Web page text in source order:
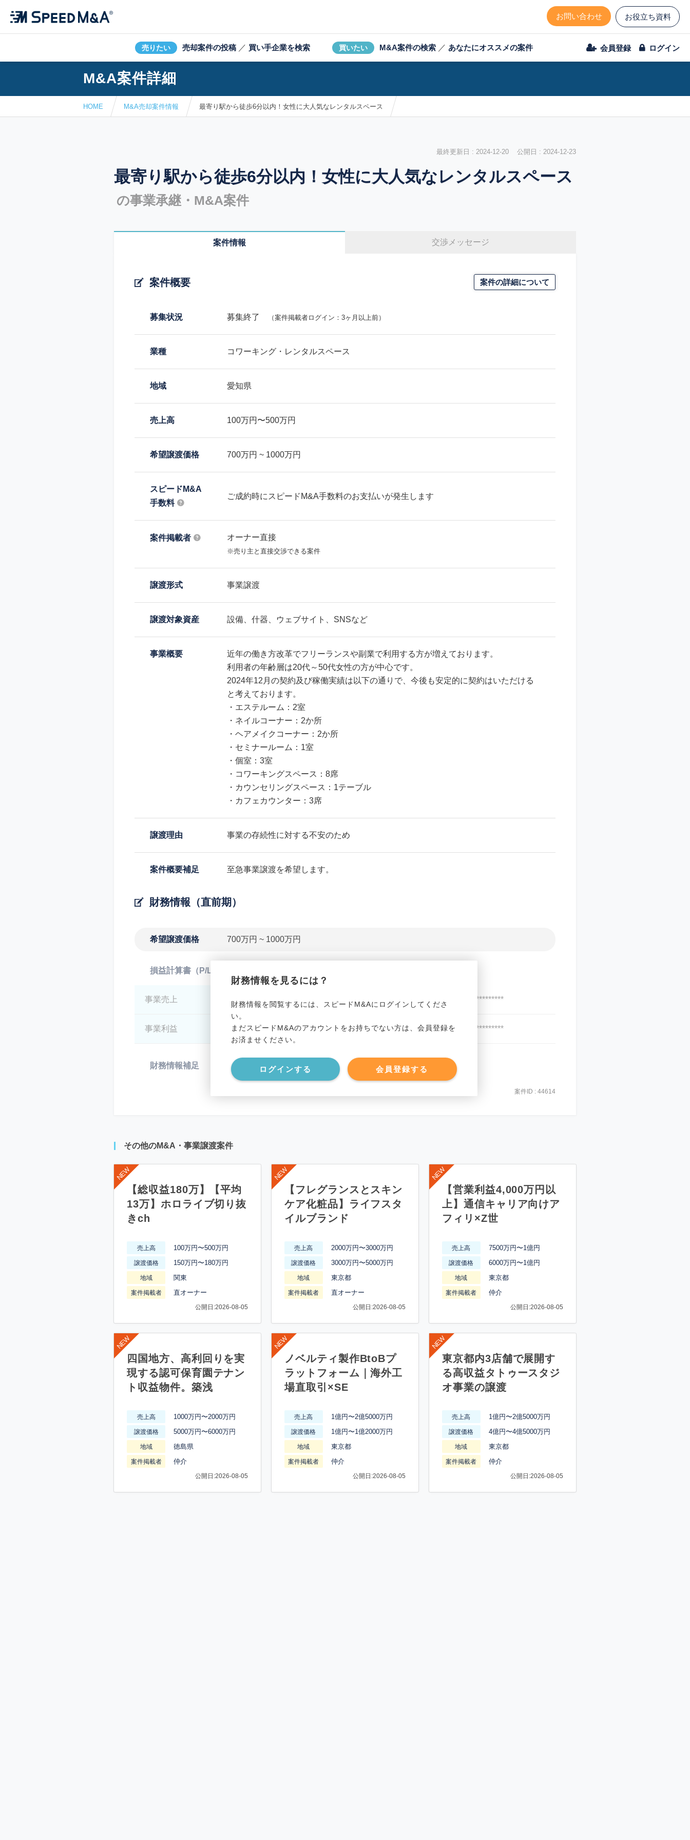
お問い合わせ お役立ち資料
売りたい 売却案件の投稿 ／ 買い手企業を検索 買いたい M&A案件の検索 ／ あなたにオススメの案件 会員登録 ログイン
M&A案件詳細
HOME M&A売却案件情報 最寄り駅から徒歩6分以内！女性に大人気なレンタルスペース
最終更新日 : 2024-12-20 公開日 : 2024-12-23
最寄り駅から徒歩6分以内！女性に大人気なレンタルスペース
の事業承継・M&A案件
案件情報 交渉メッセージ
案件概要 案件の詳細について
募集状況 募集終了 （案件掲載者ログイン：3ヶ月以上前）
業種 コワーキング・レンタルスペース
地域 愛知県
売上高 100万円〜500万円
希望譲渡価格 700万円 ~ 1000万円
スピードM&A
手数料
ご成約時にスピードM&A手数料のお支払いが発生します
案件掲載者 オーナー直接
※売り主と直接交渉できる案件
譲渡形式 事業譲渡
譲渡対象資産 設備、什器、ウェブサイト、SNSなど
事業概要
近年の働き方改革でフリーランスや副業で利用する方が増えております。
利用者の年齢層は20代～50代女性の方が中心です。
2024年12月の契約及び稼働実績は以下の通りで、今後も安定的に契約はいただける
と考えております。
・エステルーム：2室
・ネイルコーナー：2か所
・ヘアメイクコーナー：2か所
・セミナールーム：1室
・個室：3室
・コワーキングスペース：8席
・カウンセリングスペース：1テーブル
・カフェカウンター：3席
譲渡理由 事業の存続性に対する不安のため
案件概要補足 至急事業譲渡を希望します。
財務情報（直前期）
希望譲渡価格 700万円 ~ 1000万円
財務情報を見るには？
財務情報を閲覧するには、スピードM&Aにログインしてくださ
い。
まだスピードM&Aのアカウントをお持ちでない方は、会員登録を
お済ませください。
ログインする 会員登録する
損益計算書（P/L）
事業売上 ********************
事業利益 ********************
事業資産 ********************
事業負債 ********************
財務情報補足 ********************
案件ID : 44614
その他のM&A・事業譲渡案件
【総収益180万】【平均
13万】ホロライブ切り抜
きch
売上高 100万円〜500万円
譲渡価格 150万円〜180万円
地域 関東
案件掲載者 直オーナー
公開日:2026-08-05
【フレグランスとスキン
ケア化粧品】ライフスタ
イルブランド
売上高 2000万円〜3000万円
譲渡価格 3000万円〜5000万円
地域 東京都
案件掲載者 直オーナー
公開日:2026-08-05
【営業利益4,000万円以
上】通信キャリア向けア
フィリ×Z世
売上高 7500万円〜1億円
譲渡価格 6000万円〜1億円
地域 東京都
案件掲載者 仲介
公開日:2026-08-05
四国地方、高利回りを実
現する認可保育園テナン
ト収益物件。築浅
売上高 1000万円〜2000万円
譲渡価格 5000万円〜6000万円
地域 徳島県
案件掲載者 仲介
公開日:2026-08-05
ノベルティ製作BtoBプ
ラットフォーム｜海外工
場直取引×SE
売上高 1億円〜2億5000万円
譲渡価格 1億円〜1億2000万円
地域 東京都
案件掲載者 仲介
公開日:2026-08-05
東京都内3店舗で展開す
る高収益タトゥースタジ
オ事業の譲渡
売上高 1億円〜2億5000万円
譲渡価格 4億円〜4億5000万円
地域 東京都
案件掲載者 仲介
公開日:2026-08-05